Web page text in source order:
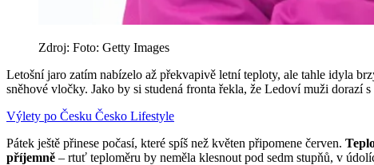
Zdroj: Foto: Getty Images
Letošní jaro zatím nabízelo až překvapivě letní teploty, ale tahle idyla
sněhové vločky. Jako by si studená fronta řekla, že Ledoví muži dorazí s
Výlety po Česku Česko Lifestyle
Pátek ještě přinese počasí, které spíš než květen připomene červen.
příjemně – rtuť teploměru by neměla klesnout pod sedm stupňů, v